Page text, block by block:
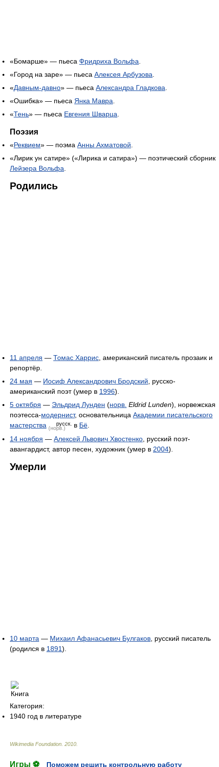
«Бомарше» — пьеса Фридриха Вольфа
«Город на заре» — пьеса Алексея Арбузова
«Давным-давно» — пьеса Александра Гладкова
«Ошибка» — пьеса Янка Мавра
«Тень» — пьеса Евгения Шварца
Поэзия
«Реквием» — поэма Анны Ахматовой
«Лирик ун сатире» («Лирика и сатира») — поэтический сборник
Лейзера Вольфа
Родились
11 апреля — Томас Харрис , американский писатель прозаик и
репортёр.
24 мая — Иосиф Александрович Бродский , русско-
американский поэт (умер в 1996).
5 октября — Эльдрид Лунден (норв. Eldrid Lunden), норвежская
поэтесса-модернист, основательница Академии писательского
мастерства (норв.)
русск. в Бё.
14 ноября — Алексей Львович Хвостенко , русский поэт-
авангардист, автор песен, художник (умер в 2004).
Умерли
10 марта — Михаил Афанасьевич Булгаков , русский писатель
(родился в 1891).
Категория:
1940 год в литературе
Wikimedia Foundation 2010
Игры ⚽ Поможем решить контрольную работу